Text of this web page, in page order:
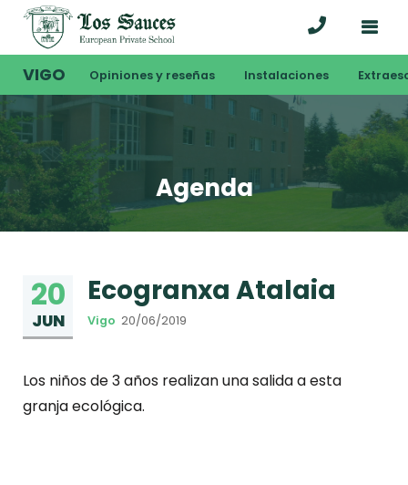
VIGO Opiniones y reseñas Instalaciones
Agenda
20
JUN
Ecogranxa Atalaia
Vigo 20/06/2019
Los niños de 3 años realizan una salida a esta
granja ecológica.